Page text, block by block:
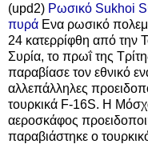
(upd2) Ρωσικό Sukhoi
πυρά Ενα ρωσικό
24 κατερρίφθη από την
Συρία, το πρωΐ της
παραβίασε τον εθνικό
αλλεπάλληλες
τουρκικά F-16S. Η
αεροσκάφος
παραβιάστηκε ο